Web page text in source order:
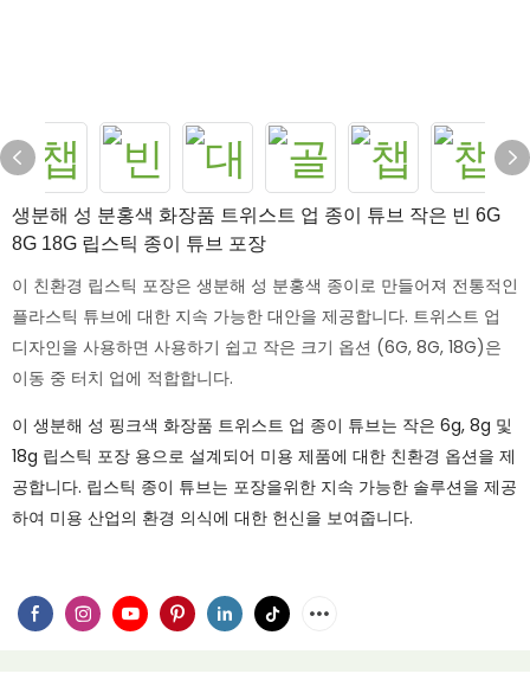
생분해 성 분홍색 화장품 트위스트 업 종이 튜브 작은 빈 6G
8G 18G 립스틱 종이 튜브 포장
이 친환경 립스틱 포장은 생분해 성 분홍색 종이로 만들어져 전통적인
플라스틱 튜브에 대한 지속 가능한 대안을 제공합니다. 트위스트 업
디자인을 사용하면 사용하기 쉽고 작은 크기 옵션 (6G, 8G, 18G)은
이동 중 터치 업에 적합합니다.
이 생분해 성 핑크색 화장품 트위스트 업 종이 튜브는 작은 6g, 8g 및
18g 립스틱 포장 용으로 설계되어 미용 제품에 대한 친환경 옵션을 제
공합니다. 립스틱 종이 튜브는 포장을위한 지속 가능한 솔루션을 제공
하여 미용 산업의 환경 의식에 대한 헌신을 보여줍니다.